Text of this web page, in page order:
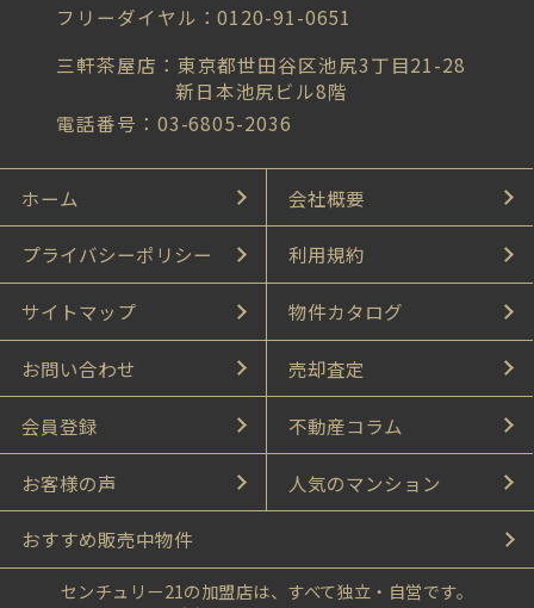
フリーダイヤル：0120-91-0651
三軒茶屋店：東京都世田谷区池尻3丁目21-28
新日本池尻ビル8階
電話番号：03-6805-2036
ホーム 会社概要
プライバシーポリシー 利用規約
サイトマップ 物件カタログ
お問い合わせ 売却査定
会員登録 不動産コラム
お客様の声 人気のマンション
おすすめ販売中物件
センチュリー21の加盟店は、すべて独立・自営です。